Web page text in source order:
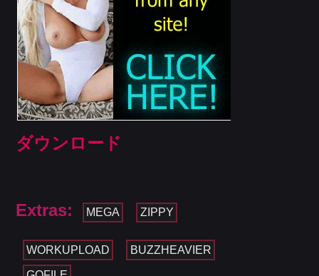
ダウンロード
Extras: MEGA ZIPPY
WORKUPLOAD BUZZHEAVIER